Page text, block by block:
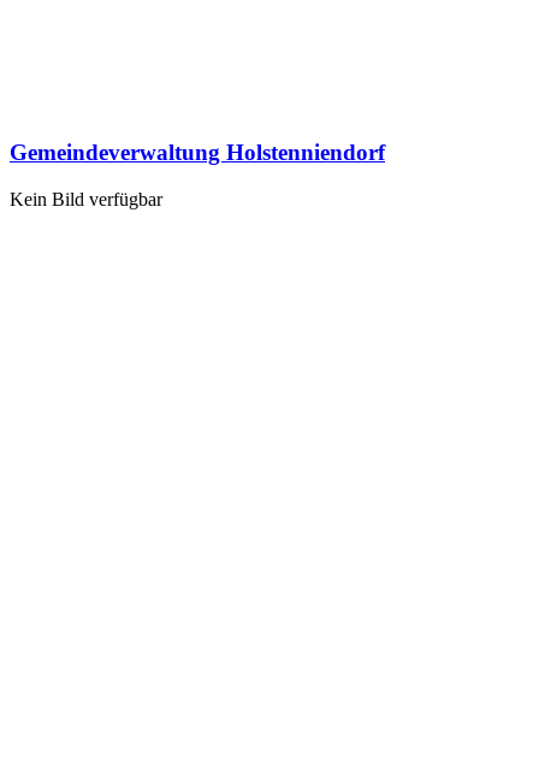
Gemeindeverwaltung Holstenniendorf
Kein Bild verfügbar